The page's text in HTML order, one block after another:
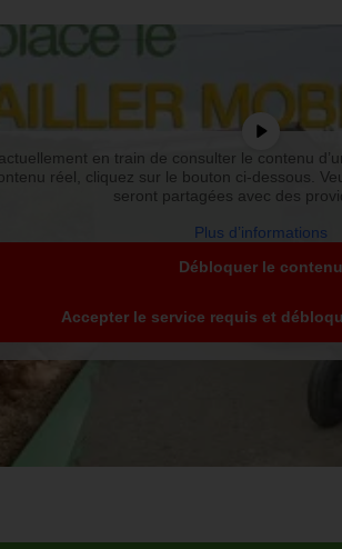
en train de consulter le contenu
réel, cliquez sur le bouton ci-dessous.
seront partagées avec des
Plus d’informations
Débloquer le contenu
Accepter le service requis et